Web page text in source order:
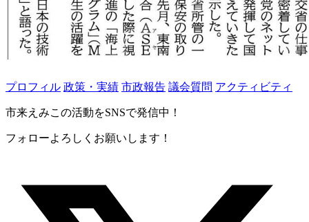
プロフィル 政策・実績 市政報告 議会質問 アクティビティ
市来えみこの活動をSNSで発信中！
フォローよろしくお願いします！